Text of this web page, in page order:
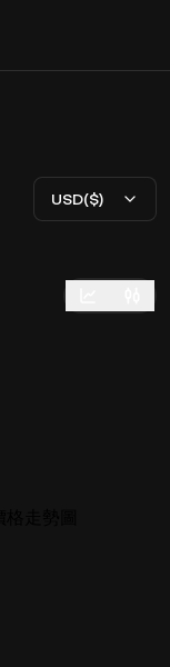
USD($)